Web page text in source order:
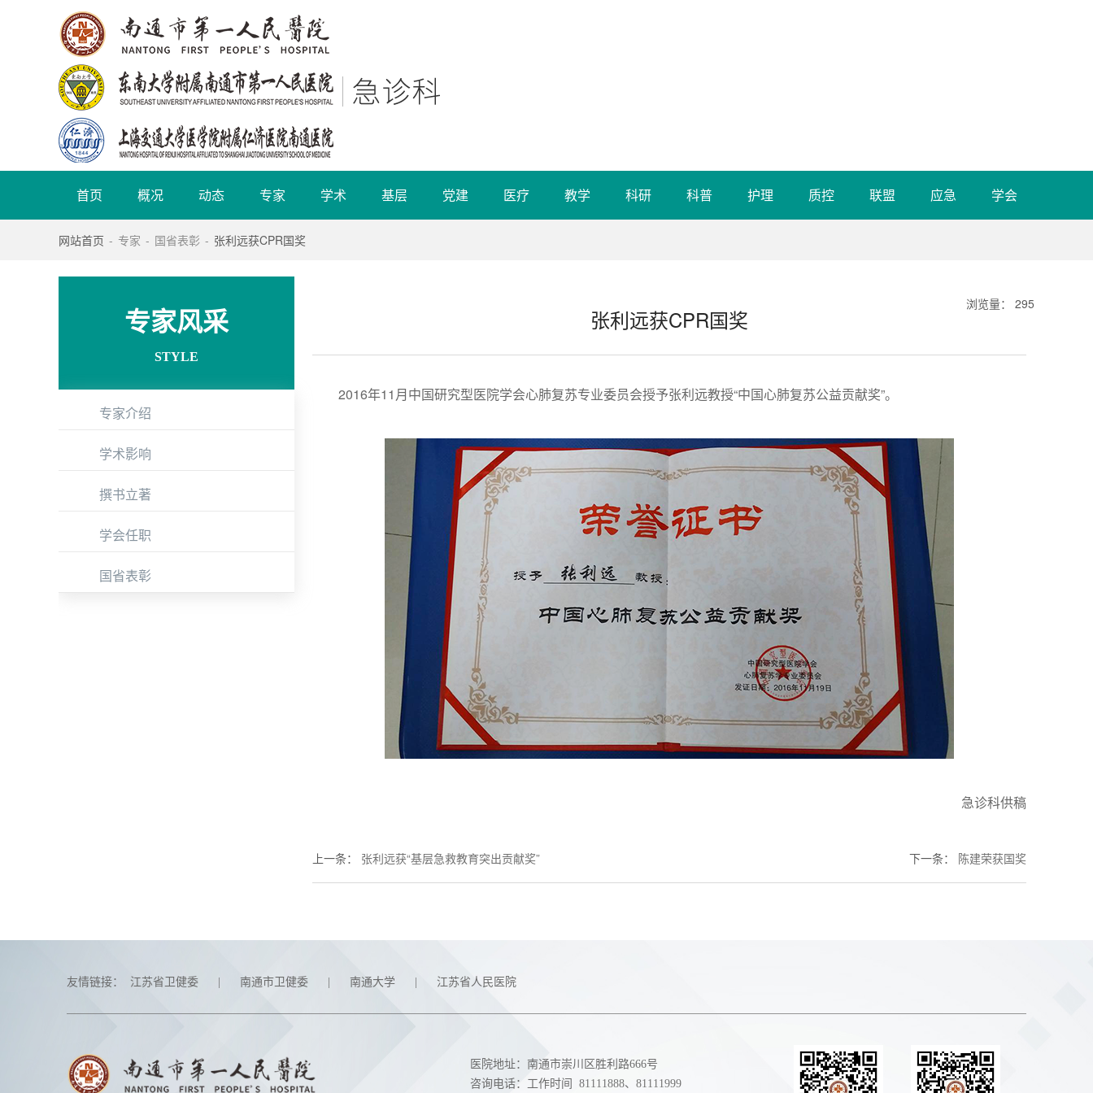
首页 概况 动态 专家 学术 基层 党建 医疗 教学 科研 科普 护理 质控 联盟 应急 学会
网站首页 - 专家 - 国省表彰 - 张利远获CPR国奖
专家风采
STYLE
专家介绍
学术影响
撰书立著
学会任职
国省表彰
张利远获CPR国奖
浏览量： 295
2016年11月中国研究型医院学会心肺复苏专业委员会授予张利远教授“中国心肺复苏公益贡献奖”。
急诊科供稿
上一条： 张利远获“基层急救教育突出贡献奖” 下一条： 陈建荣获国奖
友情链接： 江苏省卫健委 南通市卫健委 南通大学 江苏省人民医院
医院地址：南通市崇川区胜利路666号
咨询电话：工作时间81111888、81111999